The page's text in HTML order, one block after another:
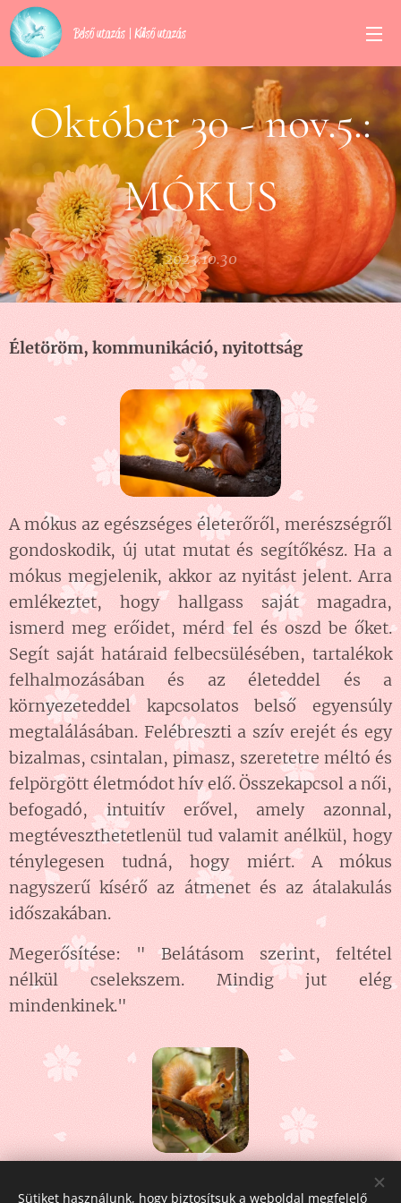
Belső utazás | Külső utazás
Október 30 - nov.5.:
MÓKUS
2023.10.30
Életöröm, kommunikáció, nyitottság
A mókus az egészséges életerőről, merészségről
gondoskodik, új utat mutat és segítőkész. Ha a
mókus megjelenik, akkor az nyitást jelent. Arra
emlékeztet, hogy hallgass saját magadra,
ismerd meg erőidet, mérd fel és oszd be őket.
Segít saját határaid felbecsülésében, tartalékok
felhalmozásában és az életeddel és a
környezeteddel kapcsolatos belső egyensúly
megtalálásában. Felébreszti a szív erejét és egy
bizalmas, csintalan, pimasz, szeretetre méltó és
felpörgött életmódot hív elő. Összekapcsol a női,
befogadó, intuitív erővel, amely azonnal,
megtéveszthetetlenül tud valamit anélkül, hogy
ténylegesen tudná, hogy miért. A mókus
nagyszerű kísérő az átmenet és az átalakulás
időszakában.
Megerősítése: " Belátásom szerint, feltétel
nélkül cselekszem. Mindig jut elég
mindenkinek."
Share
Sütiket használunk, hogy biztosítsuk a weboldal megfelelő